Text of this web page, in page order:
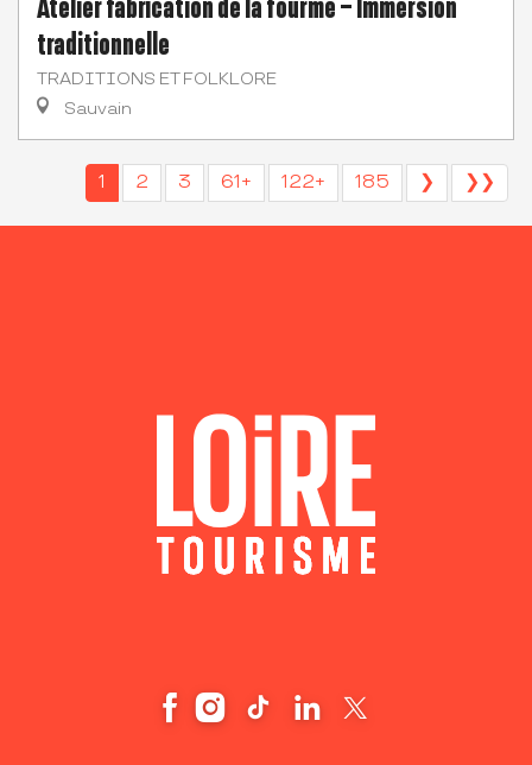
traditionnelle
TRADITIONS ET FOLKLORE
Sauvain
1 2 3 61+ 122+ 185 ❯ ❯❯